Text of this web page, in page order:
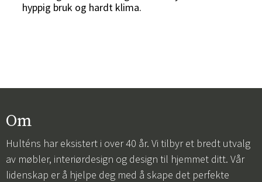
hyppig bruk og hardt klima.
Om
Hulténs har eksistert i over 40 år. Vi tilbyr et bredt utvalg
av møbler, interiørdesign og design til hjemmet ditt. Vår
lidenskap er å hjelpe deg med å skape det perfekte